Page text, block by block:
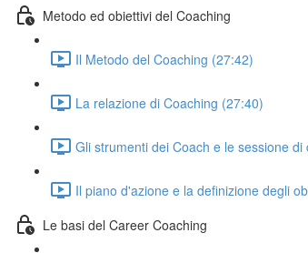
Metodo ed obiettivi del Coaching
Il Metodo del Coaching (27:42)
La relazione di Coaching (27:40)
Gli strumenti dei Coach e le sessione di
Il piano d'azione e la definizione degli
Le basi del Career Coaching